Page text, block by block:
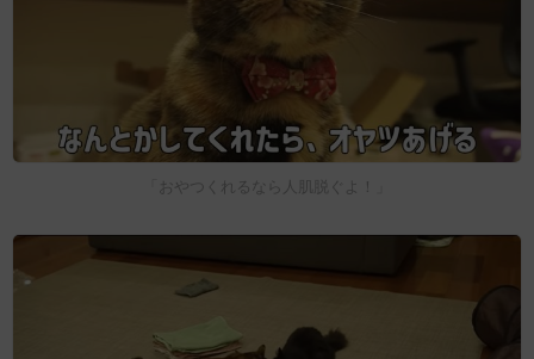
「おやつくれるなら人肌脱ぐよ！」